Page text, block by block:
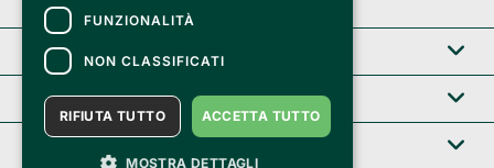
Clappit
Help center
FUNZIONALITÀ
NON CLASSIFICATI
ACCETTA TUTTO
RIFIUTA TUTTO
MOSTRA DETTAGLI